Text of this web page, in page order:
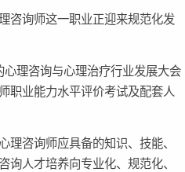
咨询师这一职业正迎来规范化发
理咨询与心理治疗行业发展大会
职业能力水平评价考试及配套人
咨询师应具备的知识、技能、
人才培养向专业化、规范化、